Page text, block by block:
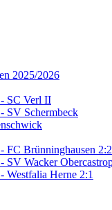
2025/2026
SC Verl II
SV Schermbeck
FC Brünninghausen 2:2
SV Wacker
Westfalia Herne 2:1